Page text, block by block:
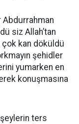
Abdurrahman
siz Allah’tan
çok kan döküldü
şehidler
yumarken en
konuşmasına
şeylerin ters